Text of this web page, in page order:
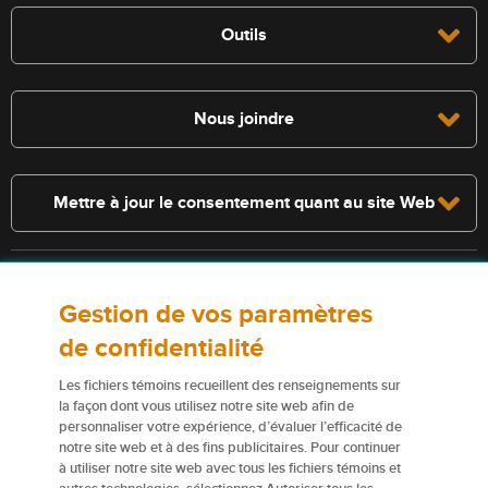
Outils
Nous joindre
Mettre à jour le consentement quant au site Web
s’appliquent. Les services décrits sur le présent site Web ne
constituent pas des polices d’assurance, et certaines polices n’y sont
pas admissibles.
Pour obtenir de plus amples renseignements sur nos services ou nos
assureurs, veuillez consulter lesConditions d’utilisation
Certains éléments de contenu du présent site Web sont des marques
Gestion de vos paramètres
de confidentialité
Les fichiers témoins recueillent des renseignements sur
la façon dont vous utilisez notre site web afin de
personnaliser votre expérience, d’évaluer l’efficacité de
notre site web et à des fins publicitaires. Pour continuer
à utiliser notre site web avec tous les fichiers témoins et